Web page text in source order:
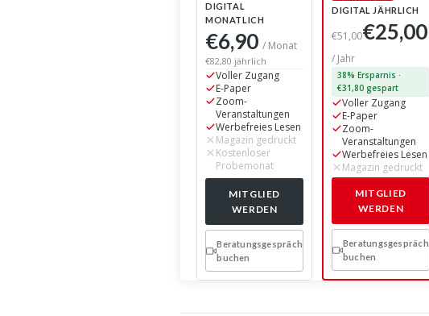
DIGITAL
MONATLICH
€6,90/ Monat
€82,80 jährlich
Voller Zugang
E-Paper
Zoom-
Veranstaltungen
Werbefreies Lesen
Magazin gedruckt
Kostenloser
Probemonat
MITGLIED
WERDEN
Beratungsgespräch
buchen
DIGITAL JÄHRLICH
€51,00€25,00
/ Jahr
38% Ersparnis ·
€31,80 gespart
Voller Zugang
E-Paper
Zoom-
Veranstaltungen
Werbefreies Lesen
Magazin gedruckt
MITGLIED
WERDEN
Beratungsgespräch
buchen